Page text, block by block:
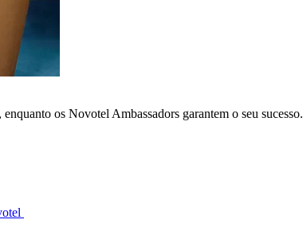
os Novotel Ambassadors garantem o seu sucesso.